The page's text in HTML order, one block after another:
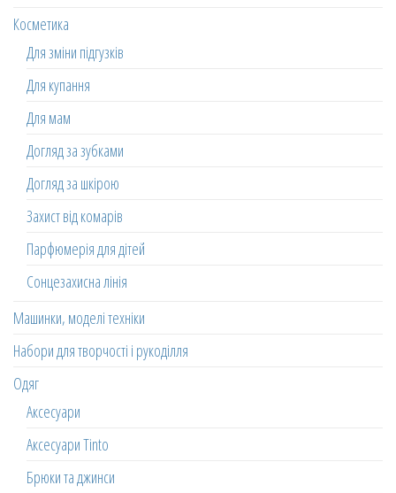
Косметика
Для зміни підгузків
Для купання
Для мам
Догляд за зубками
Догляд за шкірою
Захист від комарів
Парфюмерія для дітей
Сонцезахисна лінія
Машинки, моделі техніки
Набори для творчості і рукоділля
Одяг
Аксесуари
Аксесуари Tinto
Брюки та джинси